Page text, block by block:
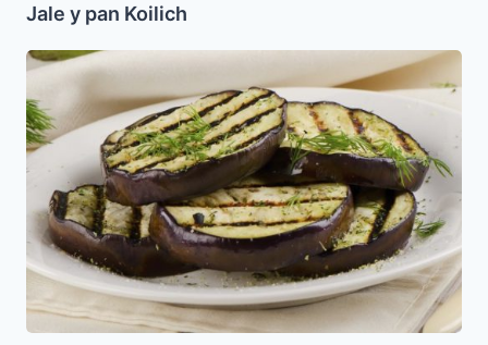
Jale y pan Koilich
Berenjenas
la
Sandwichera